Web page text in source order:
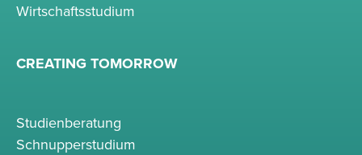
Wirtschaftsstudium
CREATING TOMORROW
Studienberatung
Schnupperstudium